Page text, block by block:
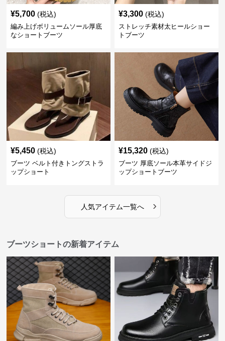
¥5,700 (税込)
編み上げボリュームソール厚底
なショートブーツ
¥3,300 (税込)
ストレッチ素材太ヒールショー
トブーツ
¥5,450 (税込)
ブーツ ベルト付きトングストラ
ップショート
¥15,320 (税込)
ブーツ 厚底ソール本革サイドジ
ップショートブーツ
人気アイテム一覧へ ›
ブーツショートの新着アイテム